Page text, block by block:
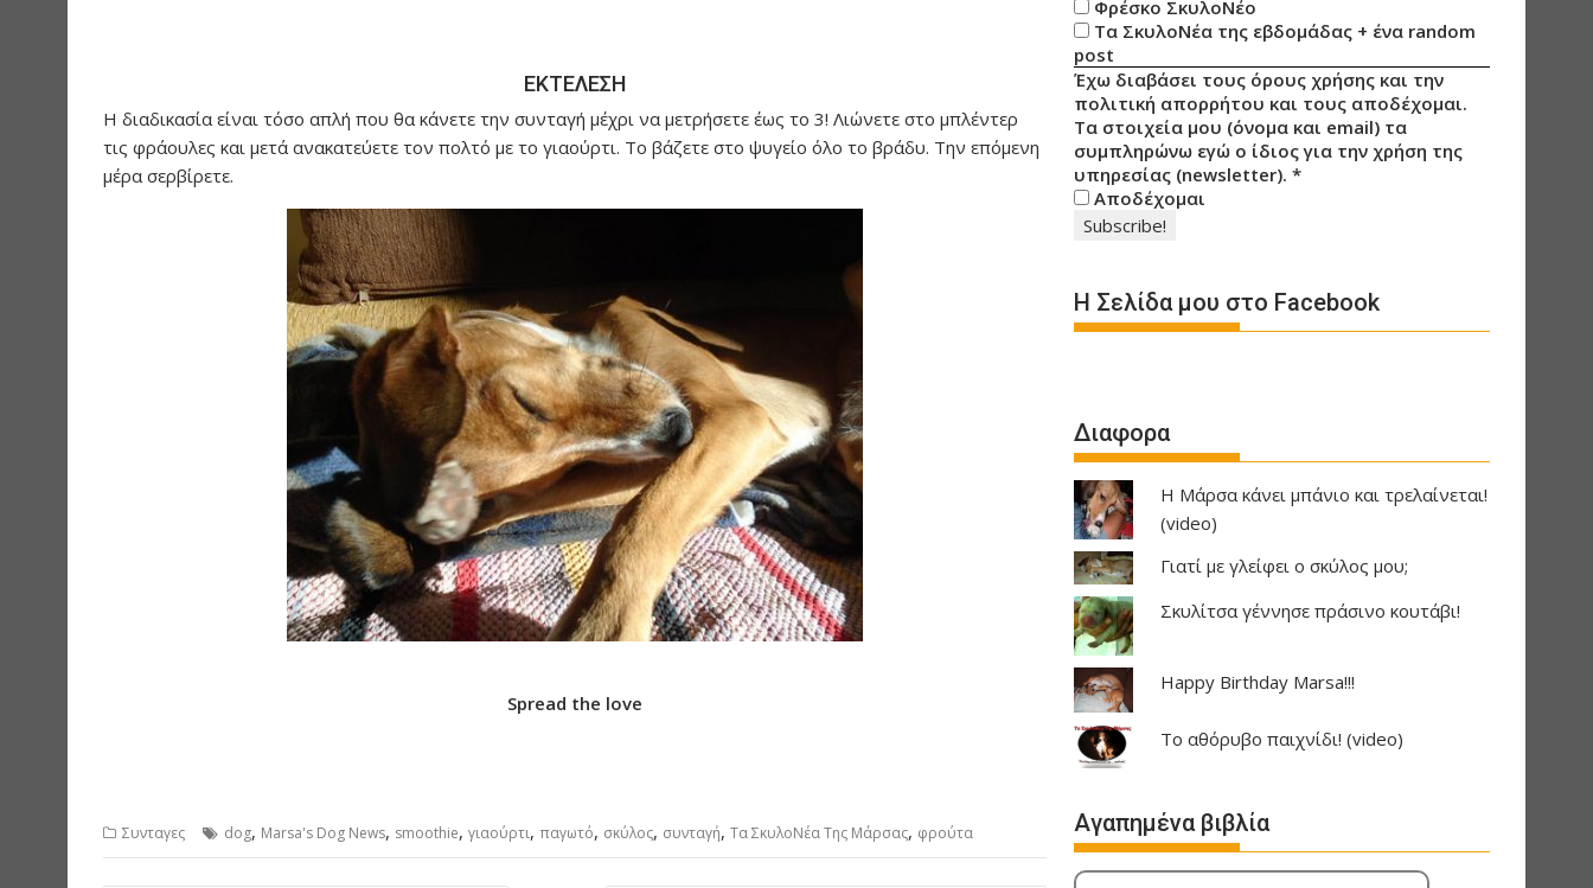
ΕΚΤΕΛΕΣΗ
Η διαδικασία είναι τόσο απλή που θα κάνετε την συνταγή μέχρι να μετρήσετε έως το 3! Λιώνετε στο μπλέντερ
τις φράουλες και μετά ανακατεύετε τον πολτό με το γιαούρτι. Το βάζετε στο ψυγείο όλο το βράδυ. Την επόμενη
μέρα σερβίρετε.
Spread the love
Συνταγες dog, Marsa's Dog News, smoothie, γιαούρτι, παγωτό, σκύλος, συνταγή, Τα ΣκυλοΝέα Της Μάρσας, φρούτα
Φρέσκο ΣκυλοΝέο
Τα ΣκυλοΝέα της εβδομάδας + ένα random
post
Έχω διαβάσει τους όρους χρήσης και την
πολιτική απορρήτου και τους αποδέχομαι.
Τα στοιχεία μου (όνομα και email) τα
συμπληρώνω εγώ ο ίδιος για την χρήση της
υπηρεσίας (newsletter). *
Αποδέχομαι
Η Σελίδα μου στο Facebook
Διαφορα
Η Μάρσα κάνει μπάνιο και τρελαίνεται!
(video)
Γιατί με γλείφει ο σκύλος μου;
Σκυλίτσα γέννησε πράσινο κουτάβι!
Happy Birthday Marsa!!!
Το αθόρυβο παιχνίδι! (video)
Αγαπημένα βιβλία